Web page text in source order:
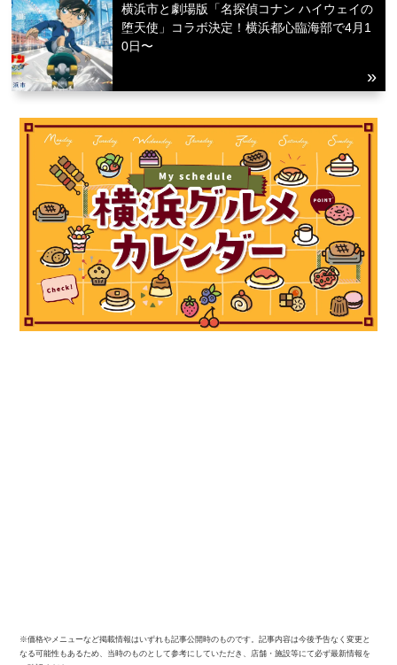
横浜市と劇場版「名探偵コナン ハイウェイの
堕天使」コラボ決定！横浜都心臨海部で4月1
0日〜
※価格やメニューなど掲載情報はいずれも記事公開時のものです。記事内容は今後予告なく変更と
なる可能性もあるため、当時のものとして参考にしていただき、店舗・施設等にて必ず最新情報を